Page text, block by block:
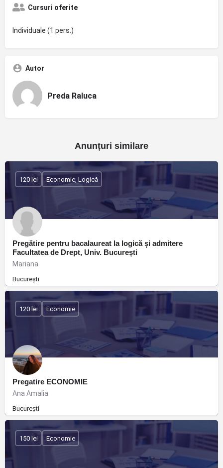
Cursuri oferite
Individuale (1 pers.)
Autor
Preda Raluca
Anunțuri similare
Pregătire pentru bacalaureat la logică și admitere
Facultatea de Drept, Univ. București
Mariana
București
120 lei Economie, Logică
Pregatire ECONOMIE
Ana Amalia
București
120 lei Economie
150 lei Economie